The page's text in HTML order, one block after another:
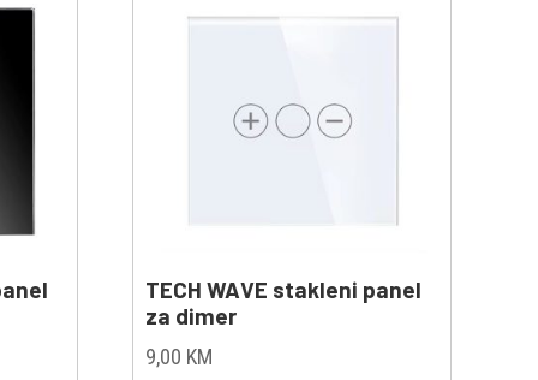
TECH WAVE stakleni panel
za dimer
9,00 KM